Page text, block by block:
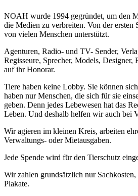
NOAH wurde 1994 gegründet, um den
die Medien zu verbreiten. Von der ersten
von vielen Menschen unterstützt.
Agenturen, Radio- und TV- Sender,
Regisseure, Sprecher, Models, Designer,
auf ihr Honorar.
Tiere haben keine Lobby. Sie können
haben nur Menschen, die sich für sie
geben. Denn jedes Lebewesen hat das
Leben. Und deshalb helfen wir auch bei
Wir agieren im kleinen Kreis, arbeiten
Verwaltungs- oder Mietausgaben.
Jede Spende wird für den Tierschutz
Wir zahlen grundsätzlich nur
Plakate.